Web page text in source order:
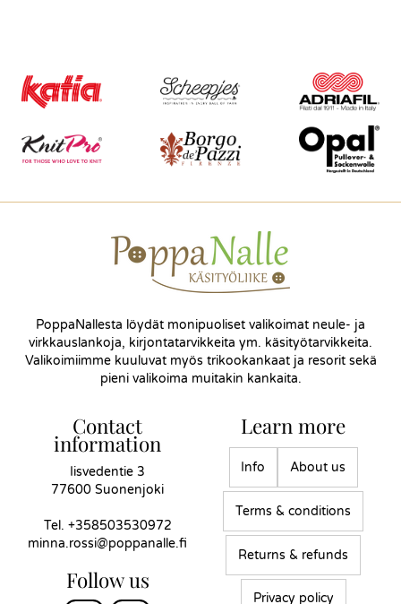
PoppaNallesta löydät monipuoliset valikoimat neule- ja
virkkauslankoja, kirjontatarvikkeita ym. käsityötarvikkeita.
Valikoimiimme kuuluvat myös trikookankaat ja resorit sekä
pieni valikoima muitakin kankaita.
Contact
information
Iisvedentie 3
77600 Suonenjoki
Tel. +358503530972
minna.rossi@poppanalle.fi
Follow us
Learn more
Info About us
Terms & conditions
Returns & refunds
Privacy policy